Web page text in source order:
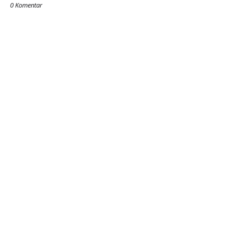
0 Komentar